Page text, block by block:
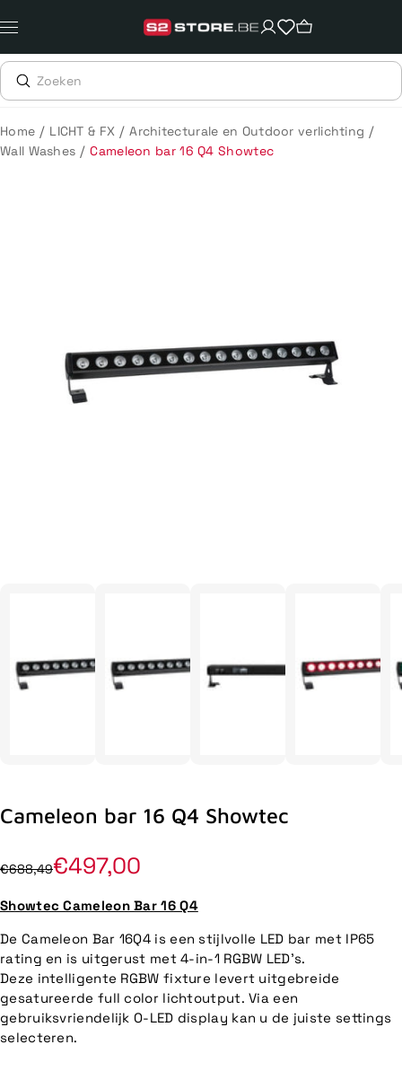
naar
content
Home / LICHT & FX / Architecturale en Outdoor verlichting /
Wall Washes / Cameleon bar 16 Q4 Showtec
Cameleon bar 16 Q4 Showtec
€688,49€497,00
Showtec Cameleon Bar 16 Q4
De Cameleon Bar 16Q4 is een stijlvolle LED bar met IP65
rating en is uitgerust met 4-in-1 RGBW LED's.
Deze intelligente RGBW fixture levert uitgebreide
gesatureerde full color lichtoutput. Via een
gebruiksvriendelijk O-LED display kan u de juiste settings
selecteren.